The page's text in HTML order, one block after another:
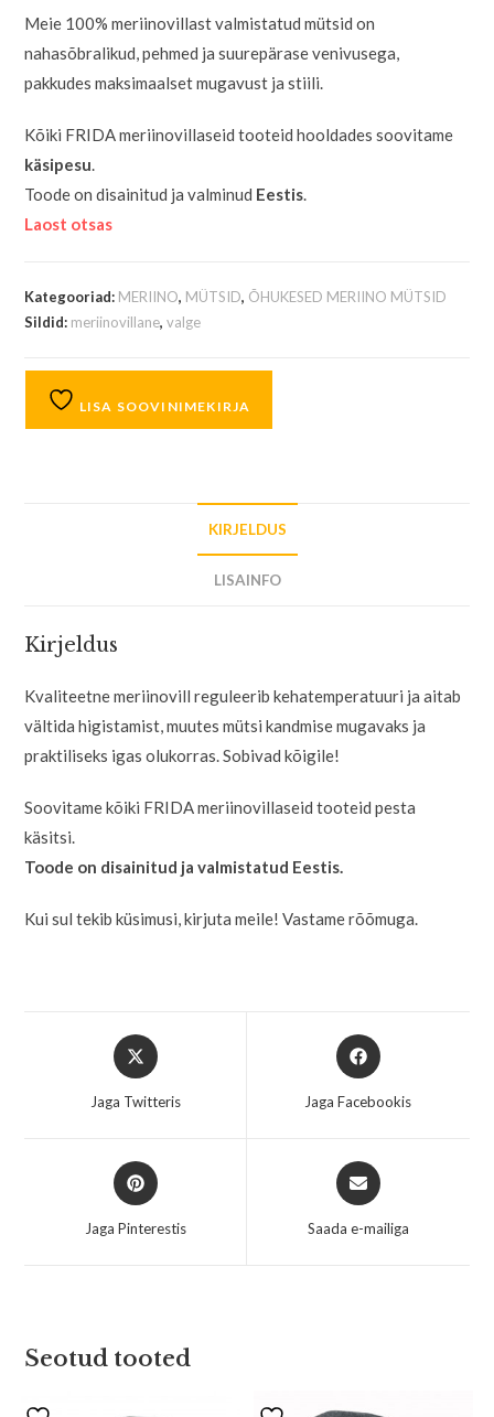
Meie 100% meriinovillast valmistatud mütsid on
nahasõbralikud, pehmed ja suurepärase venivusega,
pakkudes maksimaalset mugavust ja stiili.
Kõiki FRIDA meriinovillaseid tooteid hooldades soovitame
käsipesu.
Toode on disainitud ja valminud Eestis.
Laost otsas
Kategooriad: MERIINO, MÜTSID, ÕHUKESED MERIINO MÜTSID
Sildid: meriinovillane,valge
LISA SOOVINIMEKIRJA
KIRJELDUS
LISAINFO
Kirjeldus
Kvaliteetne meriinovill reguleerib kehatemperatuuri ja aitab
vältida higistamist, muutes mütsi kandmise mugavaks ja
praktiliseks igas olukorras. Sobivad kõigile!
Soovitame kõiki FRIDA meriinovillaseid tooteid pesta
käsitsi.
Toode on disainitud ja valmistatud Eestis.
Kui sul tekib küsimusi, kirjuta meile! Vastame rõõmuga.
Jaga Twitteris Jaga Facebookis
Jaga Pinterestis Saada e-mailiga
Seotud tooted